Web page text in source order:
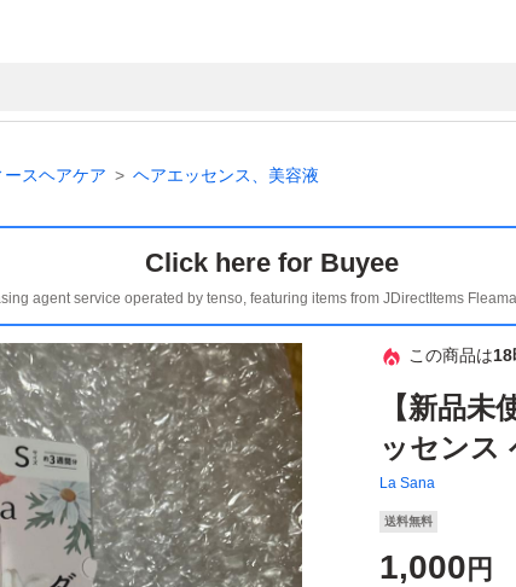
ースヘアケア ヘアエッセンス、美容液
Click here for Buyee
agent service operated by tenso, featuring items from JDirectItems
この商品は18
【新品
ッセンス
La Sana
送料無料
1,000 円